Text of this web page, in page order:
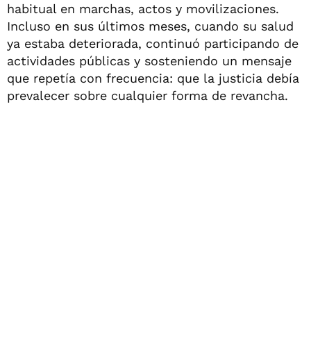
habitual en marchas, actos y movilizaciones.
Incluso en sus últimos meses, cuando su salud
ya estaba deteriorada, continuó participando de
actividades públicas y sosteniendo un mensaje
que repetía con frecuencia: que la justicia debía
prevalecer sobre cualquier forma de revancha.